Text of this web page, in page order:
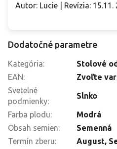
Autor: Lucie | Revízia: 15.11.
Dodatočné parametre
Kategória:
Stolové
EAN:
Zvoľte
Svetelné
podmienky:
Slnko
Farba plodu:
Modrá
Obsah semien:
Semenná
Termín zberu: August,